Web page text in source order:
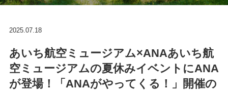
2025.07.18
あいち航空ミュージアム×ANAあいち航
空ミュージアムの夏休みイベントにANA
が登場！「ANAがやってくる！」開催の